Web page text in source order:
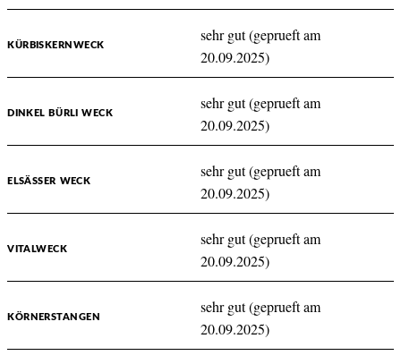
KÜRBISKERNWECK
sehr gut (geprueft am
20.09.2025)
DINKEL BÜRLI WECK
sehr gut (geprueft am
20.09.2025)
ELSÄSSER WECK
sehr gut (geprueft am
20.09.2025)
VITALWECK
sehr gut (geprueft am
20.09.2025)
KÖRNERSTANGEN
sehr gut (geprueft am
20.09.2025)